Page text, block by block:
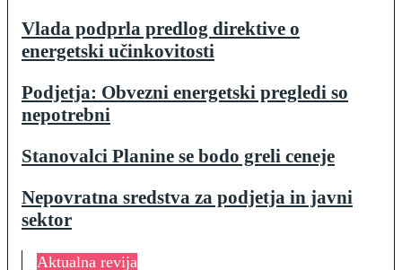
Vlada podprla predlog direktive o
energetski učinkovitosti
Podjetja: Obvezni energetski pregledi so
nepotrebni
Stanovalci Planine se bodo greli ceneje
Nepovratna sredstva za podjetja in javni
sektor
Aktualna revija